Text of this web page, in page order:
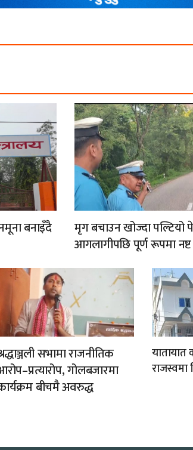
बनाइँदै
मृग बचाउन खोज्दा पल्टियो
आगलागीपछि पूर्ण रूपमा नष्ट
सभामा राजनीतिक
गोलबजारमा
बीचमै अवरुद्ध
राजस्वमा